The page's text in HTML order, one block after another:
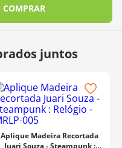
COMPRAR
Aplique Madeira Recortada
Juari Souza - Steampunk :